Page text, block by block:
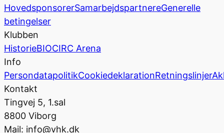
HovedsponsorerSamarbejdspartnereGenerelle
betingelser
Klubben
HistorieBIOCIRC Arena
Info
PersondatapolitikCookiedeklarationRetningslinjer
Kontakt
Tingvej 5, 1.sal
8800 Viborg
Mail: info@vhk.dk